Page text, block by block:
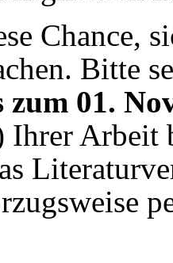
Chance,
Bitte
zum 01.
Ihrer Arbeit